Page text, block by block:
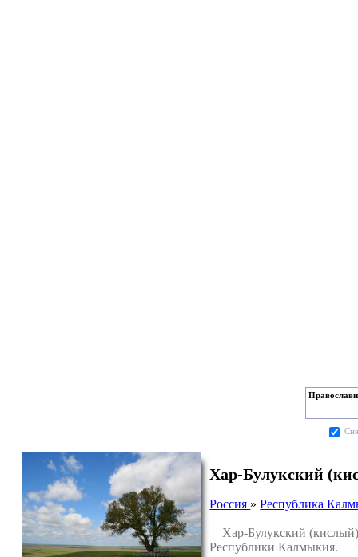
Хар-Булукский
Россия »Республика
Хар-Булукский (кислый)
Республики Калмыкия.